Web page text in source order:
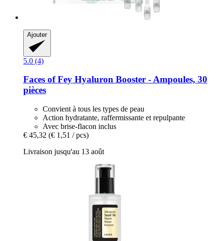
Ajouter
5.0 (4)
Faces of Fey Hyaluron Booster -​ Ampoules, 30
pièces
Convient à tous les types de peau
Action hydratante, raffermissante et repulpante
Avec brise-flacon inclus
€ 45,32 (€ 1,51 / pcs)
Livraison jusqu'au 13 août